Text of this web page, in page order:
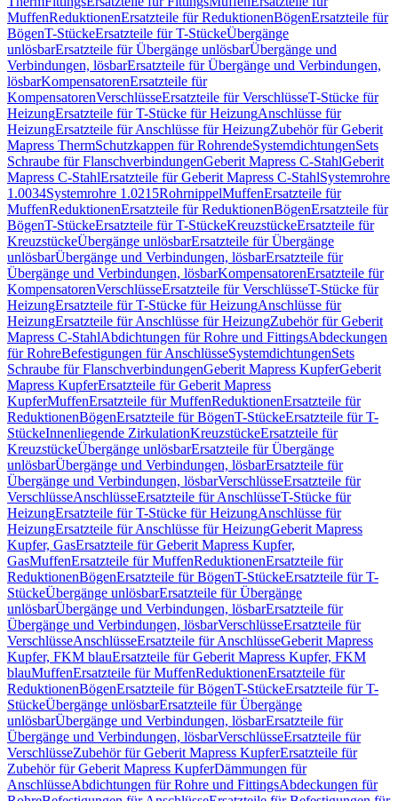
MuffenReduktionenErsatzteile für ReduktionenBögenErsatzteile für
BögenT-StückeErsatzteile für T-StückeÜbergänge
unlösbarErsatzteile für Übergänge unlösbarÜbergänge und
Verbindungen, lösbarErsatzteile für Übergänge und Verbindungen,
lösbarKompensatorenErsatzteile für
KompensatorenVerschlüsseErsatzteile für VerschlüsseT-Stücke für
HeizungErsatzteile für T-Stücke für HeizungAnschlüsse für
HeizungErsatzteile für Anschlüsse für HeizungZubehör für Geberit
Mapress ThermSchutzkappen für RohrendeSystemdichtungenSets
Schraube für FlanschverbindungenGeberit Mapress C-StahlGeberit
Mapress C-StahlErsatzteile für Geberit Mapress C-StahlSystemrohre
1.0034Systemrohre 1.0215RohrnippelMuffenErsatzteile für
MuffenReduktionenErsatzteile für ReduktionenBögenErsatzteile für
BögenT-StückeErsatzteile für T-StückeKreuzstückeErsatzteile für
KreuzstückeÜbergänge unlösbarErsatzteile für Übergänge
unlösbarÜbergänge und Verbindungen, lösbarErsatzteile für
Übergänge und Verbindungen, lösbarKompensatorenErsatzteile für
KompensatorenVerschlüsseErsatzteile für VerschlüsseT-Stücke für
HeizungErsatzteile für T-Stücke für HeizungAnschlüsse für
HeizungErsatzteile für Anschlüsse für HeizungZubehör für Geberit
Mapress C-StahlAbdichtungen für Rohre und FittingsAbdeckungen
für RohreBefestigungen für AnschlüsseSystemdichtungenSets
Schraube für FlanschverbindungenGeberit Mapress KupferGeberit
Mapress KupferErsatzteile für Geberit Mapress
KupferMuffenErsatzteile für MuffenReduktionenErsatzteile für
ReduktionenBögenErsatzteile für BögenT-StückeErsatzteile für T-
StückeInnenliegende ZirkulationKreuzstückeErsatzteile für
KreuzstückeÜbergänge unlösbarErsatzteile für Übergänge
unlösbarÜbergänge und Verbindungen, lösbarErsatzteile für
Übergänge und Verbindungen, lösbarVerschlüsseErsatzteile für
VerschlüsseAnschlüsseErsatzteile für AnschlüsseT-Stücke für
HeizungErsatzteile für T-Stücke für HeizungAnschlüsse für
HeizungErsatzteile für Anschlüsse für HeizungGeberit Mapress
Kupfer, GasErsatzteile für Geberit Mapress Kupfer,
GasMuffenErsatzteile für MuffenReduktionenErsatzteile für
ReduktionenBögenErsatzteile für BögenT-StückeErsatzteile für T-
StückeÜbergänge unlösbarErsatzteile für Übergänge
unlösbarÜbergänge und Verbindungen, lösbarErsatzteile für
Übergänge und Verbindungen, lösbarVerschlüsseErsatzteile für
VerschlüsseAnschlüsseErsatzteile für AnschlüsseGeberit Mapress
Kupfer, FKM blauErsatzteile für Geberit Mapress Kupfer, FKM
blauMuffenErsatzteile für MuffenReduktionenErsatzteile für
ReduktionenBögenErsatzteile für BögenT-StückeErsatzteile für T-
StückeÜbergänge unlösbarErsatzteile für Übergänge
unlösbarÜbergänge und Verbindungen, lösbarErsatzteile für
Übergänge und Verbindungen, lösbarVerschlüsseErsatzteile für
VerschlüsseZubehör für Geberit Mapress KupferErsatzteile für
Zubehör für Geberit Mapress KupferDämmungen für
AnschlüsseAbdichtungen für Rohre und FittingsAbdeckungen für